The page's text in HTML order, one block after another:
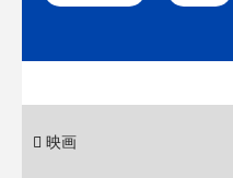
映画